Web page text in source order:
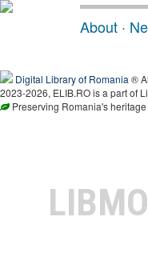
About ·
Digital Library of Romania ®
2023-2026, ELIB.RO is a part of
Preserving Romania's heritage